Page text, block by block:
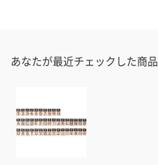
あなたが最近チェックした商品